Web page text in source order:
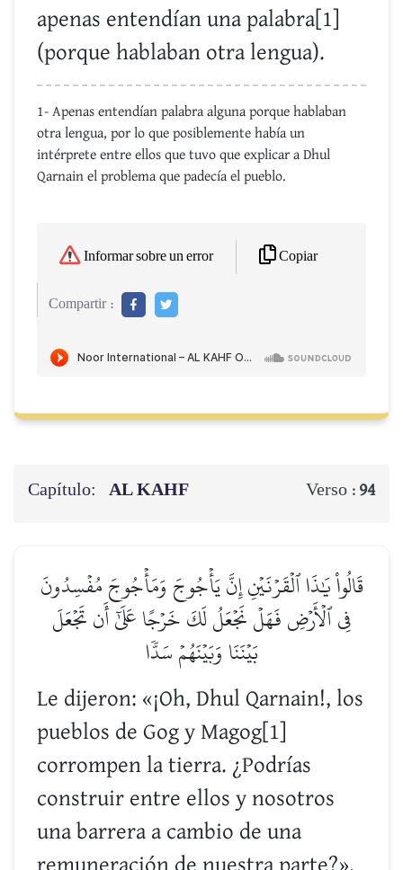
apenas entendían una palabra[1]
(porque hablaban otra lengua).
1- Apenas entendían palabra alguna porque hablaban
otra lengua, por lo que posiblemente había un
intérprete entre ellos que tuvo que explicar a Dhul
Qarnain el problema que padecía el pueblo.
Informar sobre un error Copiar
Compartir :
Capítulo: AL KAHF Verso : 94
قَالُواْ يَٰذَا ٱلۡقَرۡنَيۡنِ إِنَّ يَأۡجُوجَ وَمَأۡجُوجَ مُفۡسِدُونَ
فِي ٱلۡأَرۡضِ فَهَلۡ نَجۡعَلُ لَكَ خَرۡجًا عَلَىٰٓ أَن تَجۡعَلَ
بَيۡنَنَا وَبَيۡنَهُمۡ سَدّٗا
Le dijeron: «¡Oh, Dhul Qarnain!, los
pueblos de Gog y Magog[1]
corrompen la tierra. ¿Podrías
construir entre ellos y nosotros
una barrera a cambio de una